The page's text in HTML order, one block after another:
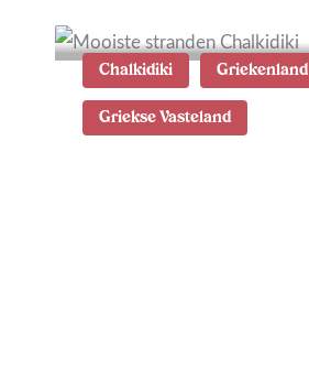
Chalkidiki Griekenland
Griekse Vasteland